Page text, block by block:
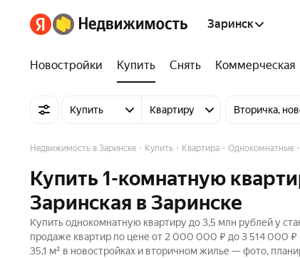
Заринск
Новостройки Купить Снять Коммерческая
Купить Квартиру Вторичка,
Недвижимость в Заринске Купить Квартира Однокомнатные
Купить 1-комнатную
Заринская в Заринске
Купить однокомнатную квартиру до 3,5 млн рублей у
продаже квартир по цене от 2 000 000 ₽ до 3 514 000
35,1 м² в новостройках и вторичном жилье — фото,